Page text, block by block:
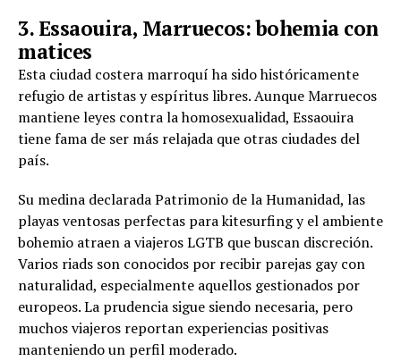
3. Essaouira, Marruecos: bohemia con
matices
Esta ciudad costera marroquí ha sido históricamente
refugio de artistas y espíritus libres. Aunque Marruecos
mantiene leyes contra la homosexualidad, Essaouira
tiene fama de ser más relajada que otras ciudades del
país.
Su medina declarada Patrimonio de la Humanidad, las
playas ventosas perfectas para kitesurfing y el ambiente
bohemio atraen a viajeros LGTB que buscan discreción.
Varios riads son conocidos por recibir parejas gay con
naturalidad, especialmente aquellos gestionados por
europeos. La prudencia sigue siendo necesaria, pero
muchos viajeros reportan experiencias positivas
manteniendo un perfil moderado.